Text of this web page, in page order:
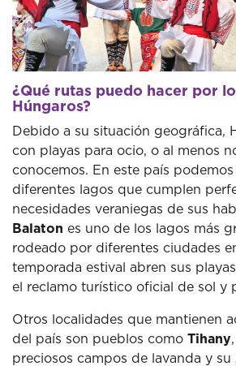
¿Qué rutas puedo hacer por
Húngaros?
Debido a su situación geográfica,
con playas para ocio, o al menos
conocemos. En este país
diferentes lagos que cumplen
necesidades veraniegas de sus
Balaton es uno de los lagos más
rodeado por diferentes ciudades
temporada estival abren sus
el reclamo turístico oficial de sol y
Otros localidades que mantienen
del país son pueblos como Tihany
preciosos campos de lavanda y su